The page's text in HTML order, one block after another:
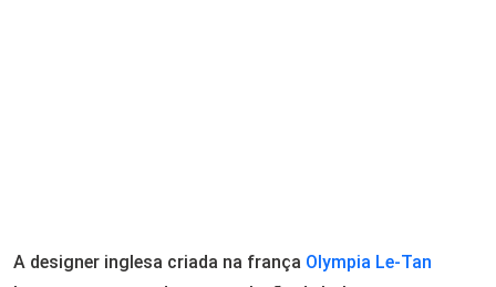
A designer inglesa criada na frança Olympia Le-Tan